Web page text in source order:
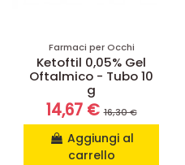
Farmaci per Occhi
Ketoftil 0,05% Gel
Oftalmico - Tubo 10
g
14,67 €16,30 €
Aggiungi al
carrello